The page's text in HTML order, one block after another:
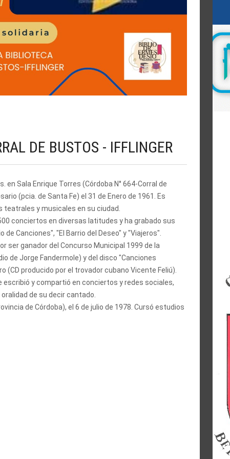
DE BUSTOS - IFFLINGER
Sala Enrique Torres (Córdoba N° 664-Corral de
(pcia. de Santa Fe) el 31 de Enero de 1961. Es
y musicales en su ciudad.
conciertos en diversas latitudes y ha grabado sus
Canciones", "El Barrio del Deseo" y "Viajeros".
ser ganador del Concurso Municipal 1999 de la
de Jorge Fandermole) y del disco "Canciones
producido por el trovador cubano Vicente Feliú).
escribió y compartió en conciertos y redes sociales,
de su decir cantado.
de Córdoba), el 6 de julio de 1978. Cursó estudios